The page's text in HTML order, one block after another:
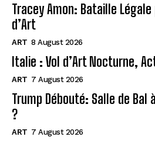
Tracey Amon: Bataille
d’Art
ART 8 August 2026
Italie : Vol d’Art Nocturne,
ART 7 August 2026
Trump Débouté: Salle de Bal
?
ART 7 August 2026